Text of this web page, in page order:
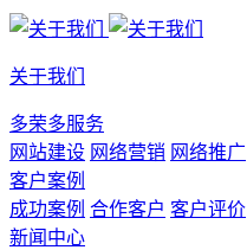
关于我们
多荣多服务
网站建设 网络营销 网络推广
客户案例
成功案例 合作客户 客户评价
新闻中心